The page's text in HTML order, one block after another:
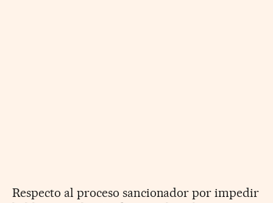
Respecto al proceso sancionador por impedir